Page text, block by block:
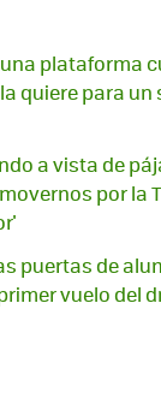
plataforma
quiere para
a vista de
por la
puertas de
vuelo del